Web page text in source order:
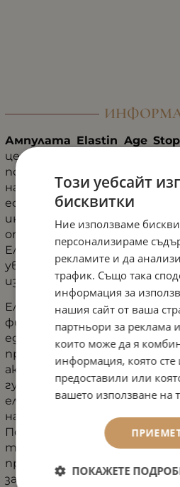
Ампулата Elastin Age Stop
ценни активни съставки,
подобрявяне
намаляване на
ефект. Този ампулен
интензивно
оптимална грижа за
Еластичността на
увеличи, а
изглади.
Еластинът е ендогенен
фибри, който прави
един от
произвежда само. С
активността на
губи своята
еластинът придава на
намалява
Повърхността на
тургорът се
предотвратява
задълбочаване на бръчките.
Този уебсайт
бисквитки
Ние използваме
персонализираме
рекламите и да
трафик. Също така
информация за
нашия сайт от ваша
партньори за реклама
които може да я
информация, която сте
предоставили или
вашето използване на
ПОКАЖЕТЕ